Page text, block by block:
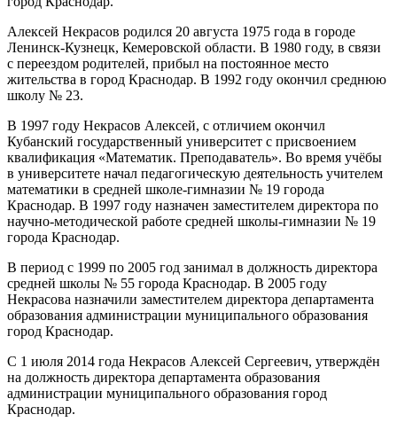
Алексей Некрасов родился 20 августа 1975 года в городе
Ленинск-Кузнецк, Кемеровской области. В 1980 году, в связи
с переездом родителей, прибыл на постоянное место
жительства в город Краснодар. В 1992 году окончил среднюю
школу № 23.
В 1997 году Некрасов Алексей, с отличием окончил
Кубанский государственный университет с присвоением
квалификация «Математик. Преподаватель». Во время учёбы
в университете начал педагогическую деятельность учителем
математики в средней школе-гимназии № 19 города
Краснодар. В 1997 году назначен заместителем директора по
научно-методической работе средней школы-гимназии № 19
города Краснодар.
В период с 1999 по 2005 год занимал в должность директора
средней школы № 55 города Краснодар. В 2005 году
Некрасова назначили заместителем директора департамента
образования администрации муниципального образования
город Краснодар.
С 1 июля 2014 года Некрасов Алексей Сергеевич, утверждён
на должность директора департамента образования
администрации муниципального образования город
Краснодар.